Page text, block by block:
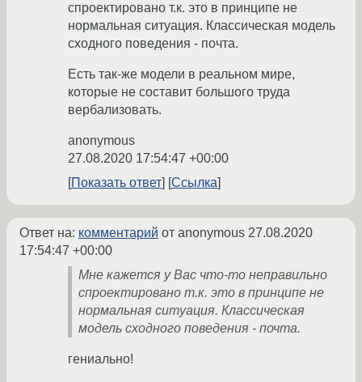
спроектировано т.к. это в принципе не
нормальная ситуация. Классическая модель
сходного поведения - почта.
Есть так-же модели в реальном мире,
которые не составит большого труда
вербализовать.
anonymous
27.08.2020 17:54:47 +00:00
Показать ответ
Ссылка
Ответ на: комментарий от anonymous 27.08.2020
17:54:47 +00:00
Мне кажется у Вас что-то неправильно
спроектировано т.к. это в принципе не
нормальная ситуация. Классическая
модель сходного поведения - почта.
гениально!